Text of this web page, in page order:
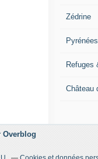
Zédrine
Refuges
Château
Overblog